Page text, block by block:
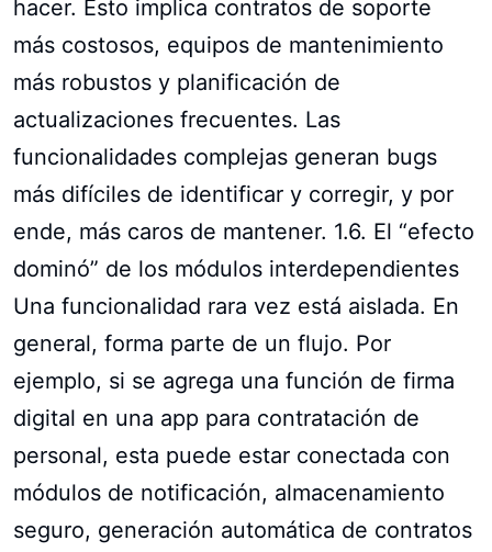
hacer. Esto implica contratos de soporte
más costosos, equipos de mantenimiento
más robustos y planificación de
actualizaciones frecuentes. Las
funcionalidades complejas generan bugs
más difíciles de identificar y corregir, y por
ende, más caros de mantener. 1.6. El “efecto
dominó” de los módulos interdependientes
Una funcionalidad rara vez está aislada. En
general, forma parte de un flujo. Por
ejemplo, si se agrega una función de firma
digital en una app para contratación de
personal, esta puede estar conectada con
módulos de notificación, almacenamiento
seguro, generación automática de contratos